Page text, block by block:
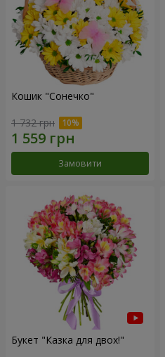
Кошик "Сонечко"
1 732 грн
Замовити
Букет "Казка для двох!"